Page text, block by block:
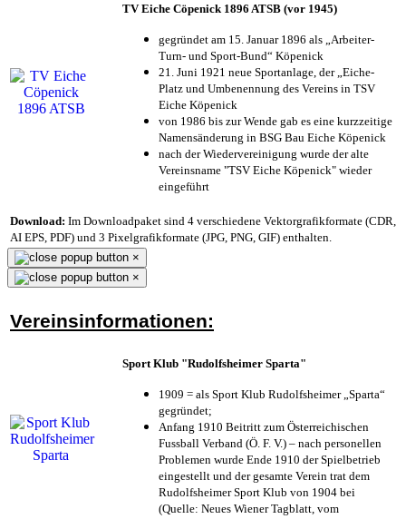
TV Eiche Cöpenick 1896 ATSB (vor 1945)
gegründet am 15. Januar 1896 als „Arbeiter-
Turn- und Sport-Bund“ Köpenick
21. Juni 1921 neue Sportanlage, der „Eiche-
Platz und Umbenennung des Vereins in TSV
Eiche Köpenick
von 1986 bis zur Wende gab es eine kurzzeitige
Namensänderung in BSG Bau Eiche Köpenick
nach der Wiedervereinigung wurde der alte
Vereinsname "TSV Eiche Köpenick" wieder
eingeführt
Download: Im Downloadpaket sind 4 verschiedene Vektorgrafikformate (CDR,
AI EPS, PDF) und 3 Pixelgrafikformate (JPG, PNG, GIF) enthalten.
×
×
Vereinsinformationen:
Sport Klub "Rudolfsheimer Sparta"
1909 = als Sport Klub Rudolfsheimer „Sparta“
gegründet;
Anfang 1910 Beitritt zum Österreichischen
Fussball Verband (Ö. F. V.) – nach personellen
Problemen wurde Ende 1910 der Spielbetrieb
eingestellt und der gesamte Verein trat dem
Rudolfsheimer Sport Klub von 1904 bei
(Quelle: Neues Wiener Tagblatt, vom